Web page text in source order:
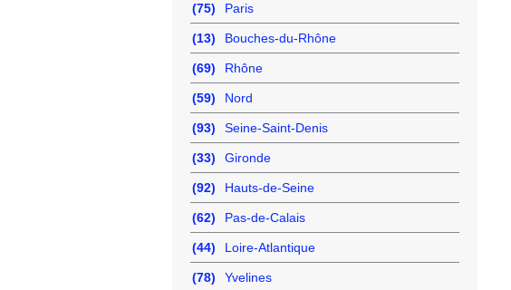
(75) Paris
(13) Bouches-du-Rhône
(69) Rhône
(59) Nord
(93) Seine-Saint-Denis
(33) Gironde
(92) Hauts-de-Seine
(62) Pas-de-Calais
(44) Loire-Atlantique
(78) Yvelines